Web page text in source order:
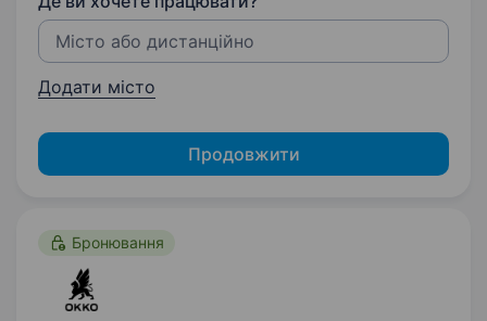
Додати місто
Продовжити
Бронювання